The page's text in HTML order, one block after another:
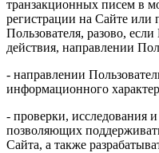
транзакционных писем в
регистрации на Сайте или
Пользователя, разово,
действия, направлении
- направлении
информационного
- проверки, исследования
позволяющих
Сайта, а также